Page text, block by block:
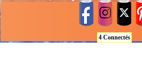
4 Connectés